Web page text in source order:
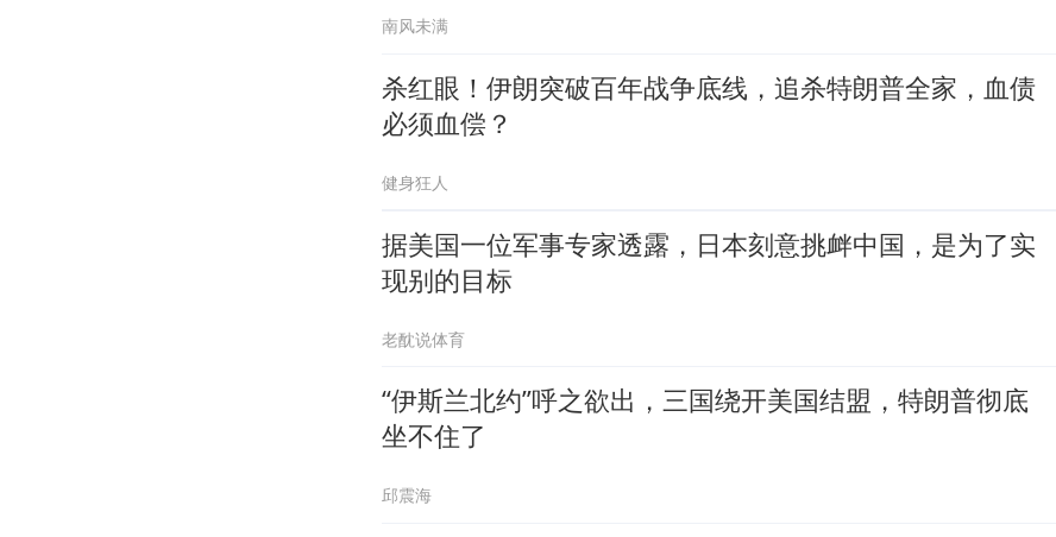
南风未满
杀红眼！伊朗突破百年战争底线，追杀特朗普全家，血债
必须血偿？
健身狂人
据美国一位军事专家透露，日本刻意挑衅中国，是为了实
现别的目标
老酖说体育
“伊斯兰北约”呼之欲出，三国绕开美国结盟，特朗普彻底
坐不住了
邱震海